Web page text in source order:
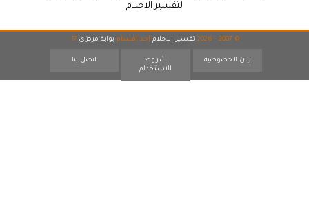
لتفسير الاحلام
© 2007 - 2026 تفسير الاحلام احد اقسام بوابة مركزي 17
بيان الخصوصية
شروط
الاستخدام
اتصل بنا